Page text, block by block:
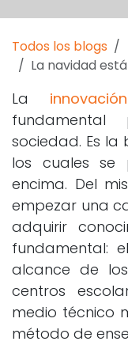
Todos los blogs
La navidad
La
sociedad. Es la
los cuales se
encima. Del
empezar una
adquirir
fundamental:
alcance de
centros
medio técnico
método de